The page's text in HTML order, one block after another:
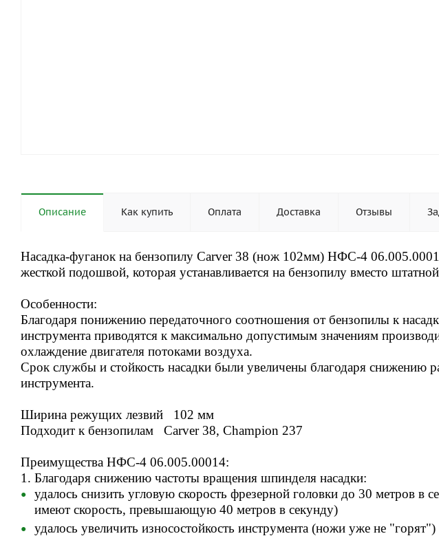
Описание Как купить Оплата Доставка Отзывы
Насадка-фуганок на бензопилу Carver 38 (нож 102мм) НФС-4
жесткой подошвой, которая устанавливается на бензопилу вместо
Особенности:
Благодаря понижению передаточного соотношения от бензопилы к
инструмента приводятся к максимально допустимым значениям
охлаждение двигателя потоками воздуха.
Срок службы и стойкость насадки были увеличены благодаря снижению
инструмента.
Ширина режущих лезвий 102 мм
Подходит к бензопилам Carver 38, Champion 237
Преимущества НФС-4 06.005.00014:
1. Благодаря снижению частоты вращения шпинделя насадки:
удалось снизить угловую скорость фрезерной головки до 30 метров в
имеют скорость, превышающую 40 метров в секунду)
удалось увеличить износостойкость инструмента (ножи уже не "горят")